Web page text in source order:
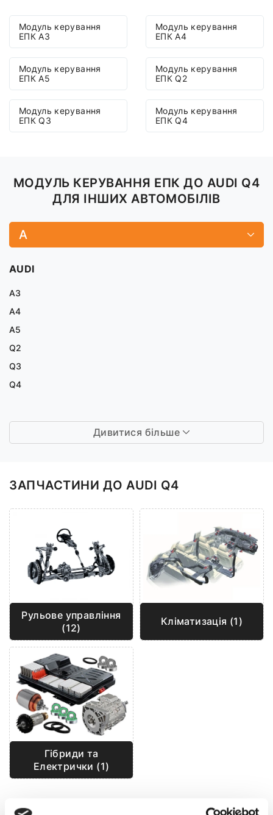
Модуль керування
ЕПК A3
Модуль керування
ЕПК A4
Модуль керування
ЕПК A5
Модуль керування
ЕПК Q2
Модуль керування
ЕПК Q3
Модуль керування
ЕПК Q4
МОДУЛЬ КЕРУВАННЯ ЕПК ДО AUDI Q4
ДЛЯ ІНШИХ АВТОМОБІЛІВ
A
AUDI
A3
A4
A5
Q2
Q3
Q4
Дивитися більше
ЗАПЧАСТИНИ ДО AUDI Q4
Рульове управління
(12)
Кліматизація (1)
Гібриди та
Електрички (1)